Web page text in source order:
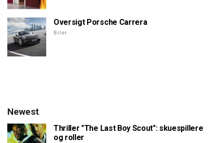
Oversigt Porsche Carrera
Biler
Newest
Thriller "The Last Boy Scout": skuespillere
og roller